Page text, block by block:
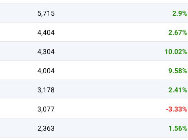
2.9%
5,715
2.67%
4,404
10.02%
4,304
9.58%
4,004
2.41%
3,178
-3.33%
3,077
1.56%
2,363